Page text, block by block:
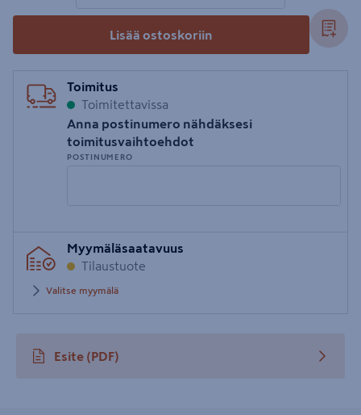
Lisää ostoskoriin
Toimitus
Toimitettavissa
Anna postinumero nähdäksesi
toimitusvaihtoehdot
POSTINUMERO
postinumero
Myymäläsaatavuus
Tilaustuote
Valitse myymälä
Esite (PDF)
avautuu uuteen välilehteen